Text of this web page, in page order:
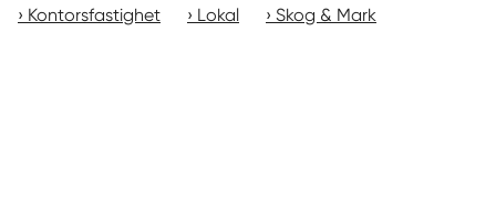
Kontorsfastighet
Lokal Skog & Mark